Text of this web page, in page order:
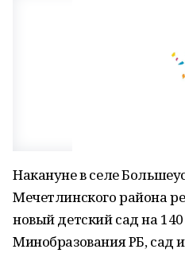
Накануне в селе
Мечетлинского района
новый детский сад на
Минобразования РБ, сад